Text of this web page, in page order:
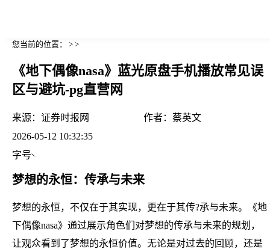
您当前的位置： > >
《地下偶像nasa》蓝光原盘手机播放常见误
区与避坑-pg直营网
来源： 证券时报网 作者： 蔡英文
2026-05-12 10:32:35
字号
梦想的永恒：传承与未来
梦想的永恒，不仅在于其实现，更在于其传?承与未来。《地
下偶像nasa》通过展示角色们对梦想的传承与未来的规划，
让观众看到了梦想的永恒价值。无论是对过去的回顾，还是